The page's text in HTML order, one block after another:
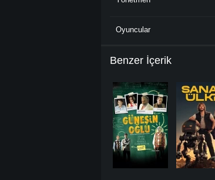
Oyuncular
Benzer İçerik